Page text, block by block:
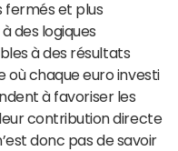
fermés et plus
des logiques
à des résultats
où chaque euro investi
à favoriser les
contribution directe
donc pas de savoir